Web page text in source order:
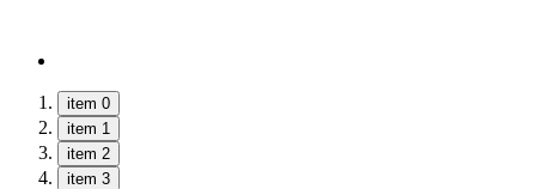
item 0
item 1
item 2
item 3